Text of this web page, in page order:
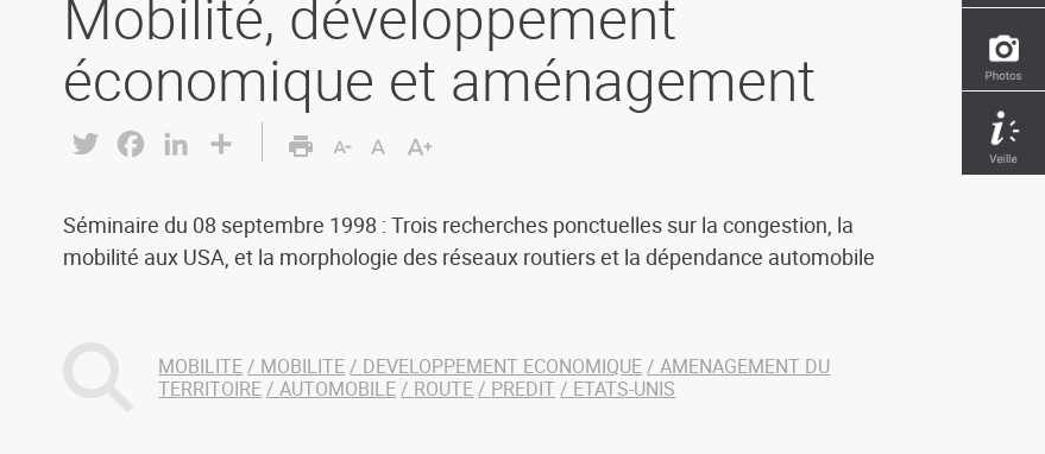
Mobilité, développement
économique et aménagement
Twitter FacebookLinkedIn
Séminaire du 08 septembre 1998 : Trois recherches ponctuelles sur la congestion, la
mobilité aux USA, et la morphologie des réseaux routiers et la dépendance automobile
MOBILITE MOBILITE DEVELOPPEMENT ECONOMIQUE
AMENAGEMENT DU
TERRITOIRE
AUTOMOBILE ROUTE PREDIT ETATS-UNIS